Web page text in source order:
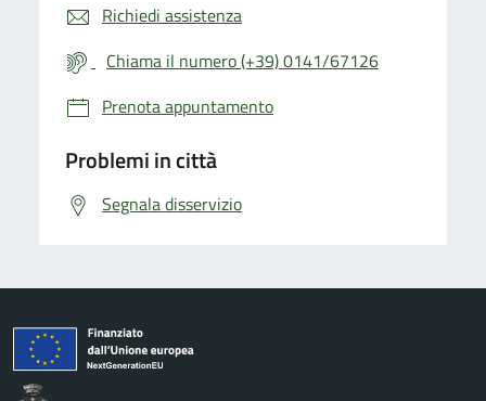
Richiedi assistenza
Chiama il numero (+39) 0141/67126
Prenota appuntamento
Problemi in città
Segnala disservizio